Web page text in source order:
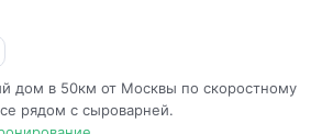
дом в 50км от Москвы по скоростному
рядом с сыроварней.